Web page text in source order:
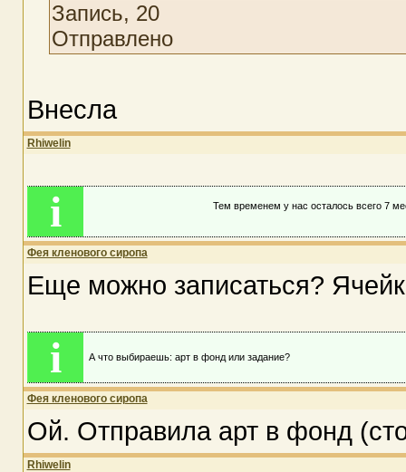
Запись, 20
Отправлено
Внесла
Rhiwelin
i Тем временем у нас осталось всего 7
Фея кленового сиропа
Еще можно записаться?
i А что выбираешь: арт в фонд или задание?
Фея кленового сиропа
Ой. Отправила арт в фонд
Rhiwelin